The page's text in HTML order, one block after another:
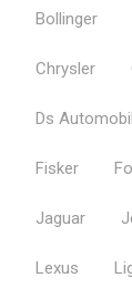
Bollinger
Chrysler
Ds
Fisker
Jaguar
Lexus